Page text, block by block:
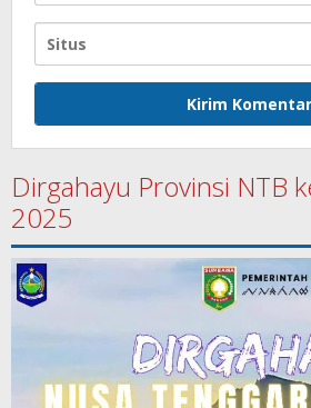
Dirgahayu Provinsi NTB
2025